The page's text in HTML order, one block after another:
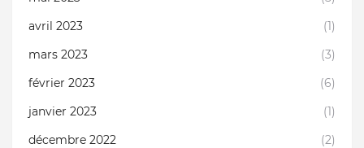
avril 2023
(1)
mars 2023
(3)
février 2023
(6)
janvier 2023
(1)
décembre 2022
(2)